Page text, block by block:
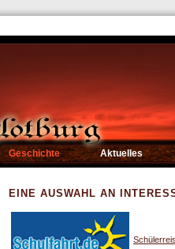
Geschichte Aktuelles
EINE AUSWAHL AN